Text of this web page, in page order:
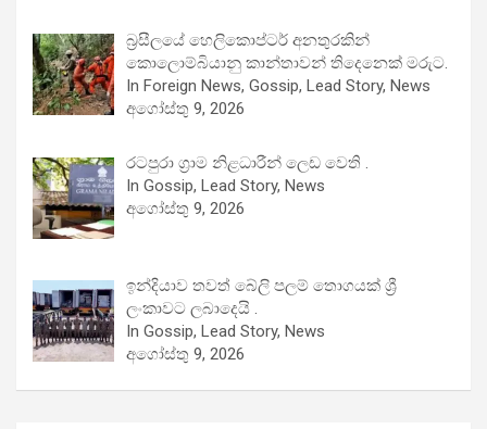
බ්‍රසීලයේ හෙලිකොප්ටර් අනතුරකින්
කොලොම්බියානු කාන්තාවන් තිදෙනෙක් මරුට.
In Foreign News, Gossip, Lead Story, News
අගෝස්තු 9, 2026
රටපුරා ග්‍රාම නිළධාරීන් ලෙඩ වෙති .
In Gossip, Lead Story, News
අගෝස්තු 9, 2026
ඉන්දියාව තවත් බේලි පලම් තොගයක් ශ්‍රී
ලංකාවට ලබාදෙයි .
In Gossip, Lead Story, News
අගෝස්තු 9, 2026